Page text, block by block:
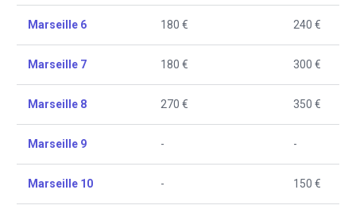
Marseille 6 180 € 240 €
Marseille 7 180 € 300 €
Marseille 8 270 € 350 €
Marseille 9 - -
Marseille 10 - 150 €